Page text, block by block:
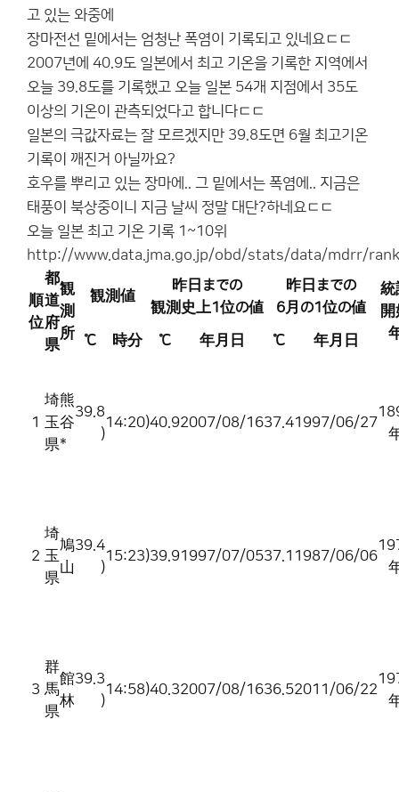
고 있는 와중에
장마전선 밑에서는 엄청난 폭염이 기록되고 있네요ㄷㄷ
2007년에 40.9도 일본에서 최고 기온을 기록한 지역에서
오늘 39.8도를 기록했고 오늘 일본 54개 지점에서 35도
이상의 기온이 관측되었다고 합니다ㄷㄷ
일본의 극값자료는 잘 모르겠지만 39.8도면 6월 최고기온
기록이 깨진거 아닐까요?
호우를 뿌리고 있는 장마에.. 그 밑에서는 폭염에.. 지금은
태풍이 북상중이니 지금 날씨 정말 대단?하네요ㄷㄷ
오늘 일본 최고 기온 기록 1~10위
http://www.data.jma.go.jp/obd/stats/data/mdrr/
順
位
都
道
府
県
観
測
所
観測値
昨日までの
観測史上1位の値
昨日までの
6月の1位の値
統
開
℃ 時分 ℃ 年月日 ℃ 年月日
1
埼
玉
県
熊
谷
*
39.8
)
14:20)40.92007/08/1637.41997/06/27
2
埼
玉
県
鳩
山
39.4
)
15:23)39.91997/07/0537.1 1987/06/06
3
群
馬
県
館
林
39.3
)
14:58)40.32007/08/1636.52011/06/22